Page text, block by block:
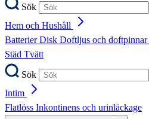
Sök
Hem och Hushåll
BatterierDisk Doftljus och doftpinnar
Städ Tvätt
Sök
Intim
Flatlöss Inkontinens och urinläckage